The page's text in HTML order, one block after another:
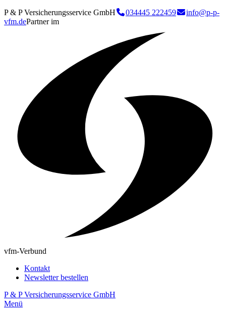
P & P Versicherungsservice GmbH 034445 222459
info@p-p-
vfm.dePartner im
vfm-Verbund
Kontakt
Newsletter bestellen
P & P Versicherungsservice GmbH
Menü